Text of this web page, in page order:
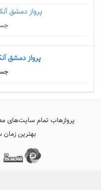
پرواز دمشق
پرواز دمشق
پروازهاب تمام سایت‌های
بهترین